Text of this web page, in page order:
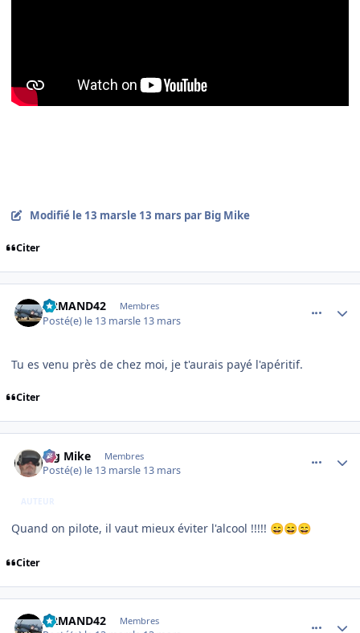
Modifié le 13 marsle 13 mars par Big Mike
Citer
ARMAND42 Membres
Posté(e) le 13 marsle 13 mars
Tu es venu près de chez moi, je t'aurais payé l'apéritif.
Citer
Big Mike Membres
Posté(e) le 13 marsle 13 mars
AUTEUR
Quand on pilote, il vaut mieux éviter l'alcool !!!!! 😄😄😄
Citer
ARMAND42 Membres